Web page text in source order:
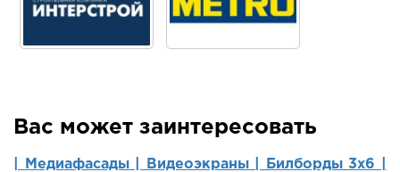
Вас может заинтересовать
| Медиафасады | Видеоэкраны |
Билборды 3х6 |